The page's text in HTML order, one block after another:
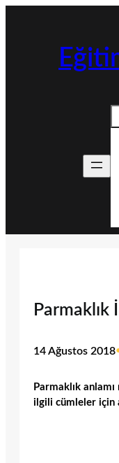
14 Ağustos 2018
Parmaklık
ilgili cümleler için